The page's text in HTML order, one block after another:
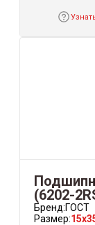
(6202-
Бренд:ГОСТ
Размер: